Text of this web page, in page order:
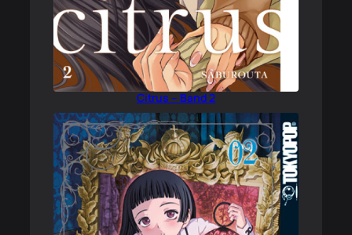
Citrus – Band 2